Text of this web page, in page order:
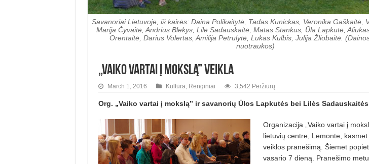
Savanoriai Lietuvoje, iš kairės: Daina Polikaitytė, Tadas Kunickas, Veronika Gaškaitė,
Marija Čyvaitė, Andrius Blekys, Lilė Sadauskaitė, Matas Stankus, Ūla Lapkutė,
Orentaitė, Darius Volertas, Amilija Petrulytė, Lukas Kulbis, Julija Žliobaitė.
nuotraukos)
„Vaiko vartai į mokslą” veikla
March 1, 2016 Kultūra Renginiai 3,542 Peržiūrų
Org. „Vaiko vartai į mokslą” ir savanorių Ūlos Lapkutės bei Lilės
Organizacija „Vaiko vartai į
lietuvių centre, Lemonte,
veiklos pranešimą. Šiemet
vasario 7 dieną. Pranešimo